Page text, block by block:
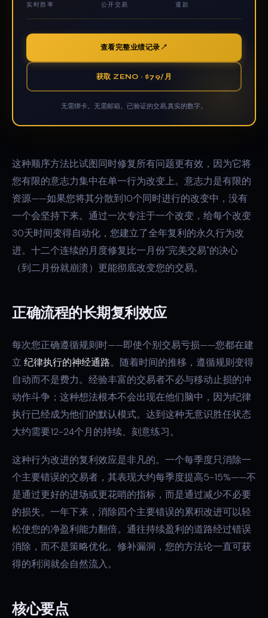
实时胜率 公开交易 退款
查看完整业绩记录
获取 ZENO · $79/月
无需绑卡。无需邮箱。已验证的交易,真实的数字。
这种顺序方法比试图同时修复所有问题更有效，因为它将
您有限的意志力集中在单一行为改变上。意志力是有限的
资源——如果您将其分散到10个同时进行的改变中，没有
一个会坚持下来。通过一次专注于一个改变，给每个改变
30天时间变得自动化，您建立了全年复利的永久行为改
进。十二个连续的月度修复比一月份"完美交易"的决心
（到二月份就崩溃）更能彻底改变您的交易。
正确流程的长期复利效应
每次您正确遵循规则时——即使个别交易亏损——您都在建
立 纪律执行的神经通路。随着时间的推移，遵循规则变得
自动而不是费力。经验丰富的交易者不必与移动止损的冲
动作斗争；这种想法根本不会出现在他们脑中，因为纪律
执行已经成为他们的默认模式。达到这种无意识胜任状态
大约需要12-24个月的持续、刻意练习。
这种行为改进的复利效应是非凡的。一个每季度只消除一
个主要错误的交易者，其表现大约每季度提高5-15%——不
是通过更好的进场或更花哨的指标，而是通过减少不必要
的损失。一年下来，消除四个主要错误的累积改进可以轻
松使您的净盈利能力翻倍。通往持续盈利的道路经过错误
消除，而不是策略优化。修补漏洞，您的方法论一直可获
得的利润就会自然流入。
核心要点